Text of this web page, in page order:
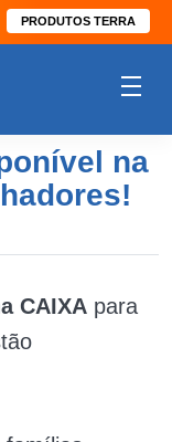
PRODUTOS TERRA
na
CAIXA para